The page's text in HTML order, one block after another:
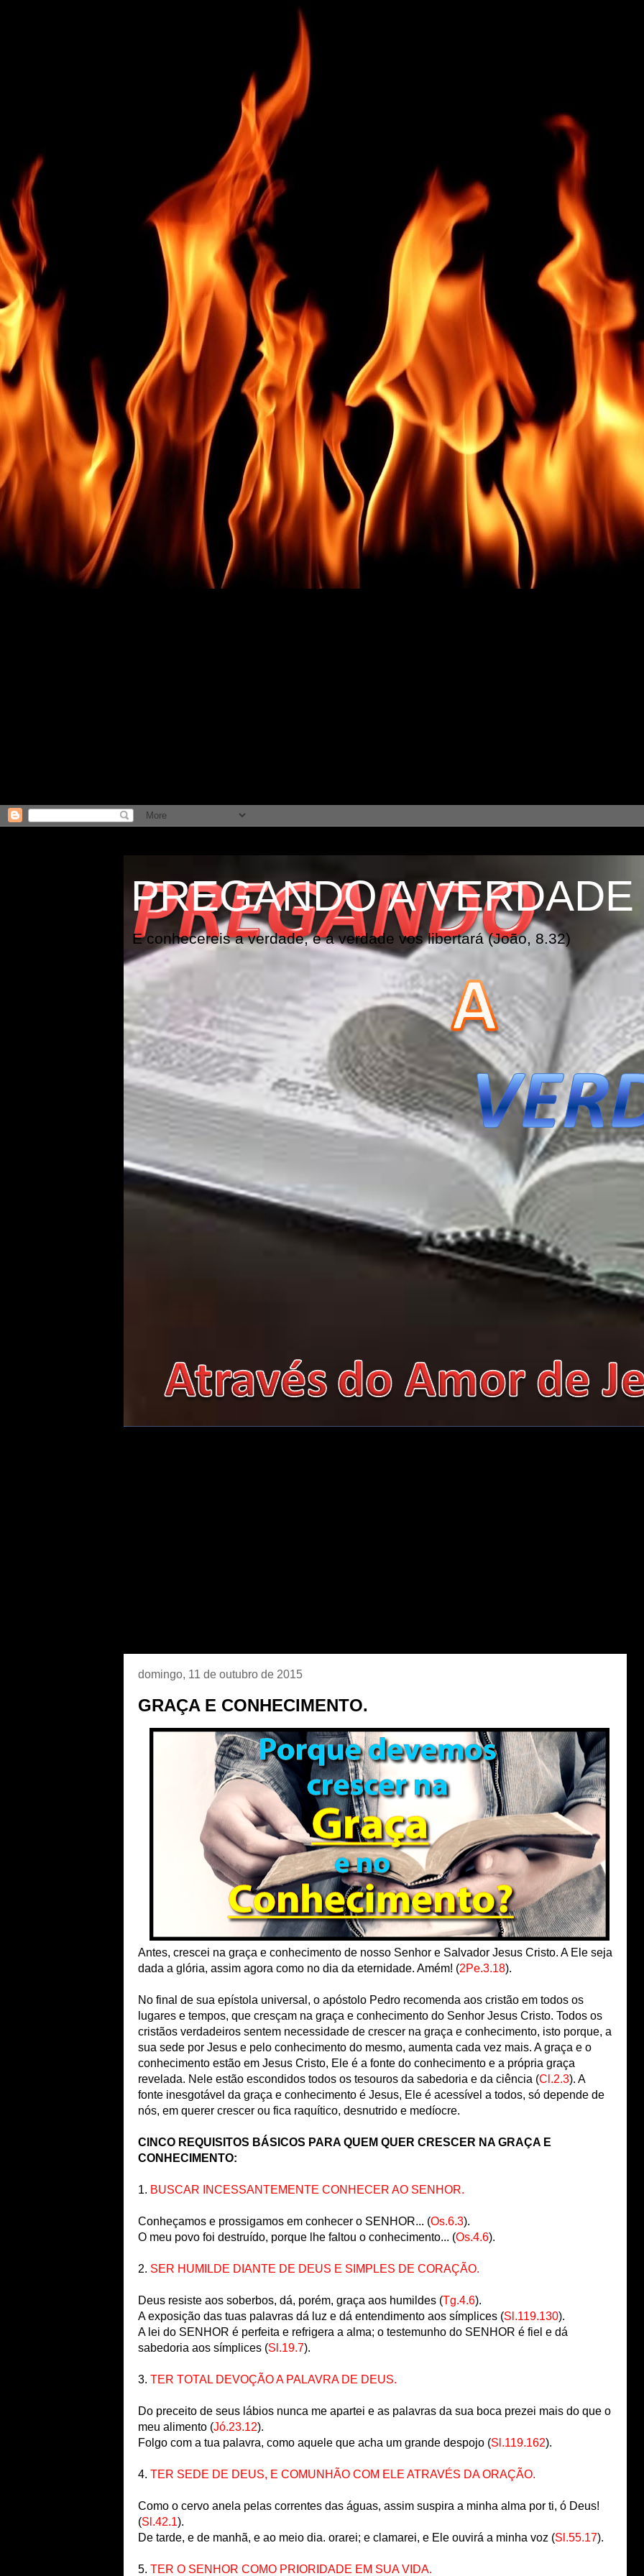
PREGANDO A VERDADE
E conhecereis a verdade, e a verdade vos libertará (João, 8.32)
domingo, 11 de outubro de 2015
GRAÇA E CONHECIMENTO.
Antes, crescei na graça e conhecimento de nosso Senhor e Salvador Jesus Cristo. A Ele seja
dada a glória, assim agora como no dia da eternidade. Amém! (2Pe.3.18).
No final de sua epístola universal, o apóstolo Pedro recomenda aos cristão em todos os
lugares e tempos, que cresçam na graça e conhecimento do Senhor Jesus Cristo. Todos os
cristãos verdadeiros sentem necessidade de crescer na graça e conhecimento, isto porque, a
sua sede por Jesus e pelo conhecimento do mesmo, aumenta cada vez mais. A graça e o
conhecimento estão em Jesus Cristo, Ele é a fonte do conhecimento e a própria graça
revelada. Nele estão escondidos todos os tesouros da sabedoria e da ciência (Cl.2.3). A
fonte inesgotável da graça e conhecimento é Jesus, Ele é acessível a todos, só depende de
nós, em querer crescer ou fica raquítico, desnutrido e medíocre.
CINCO REQUISITOS BÁSICOS PARA QUEM QUER CRESCER NA GRAÇA E
CONHECIMENTO:
1. BUSCAR INCESSANTEMENTE CONHECER AO SENHOR.
Conheçamos e prossigamos em conhecer o SENHOR... (Os.6.3).
O meu povo foi destruído, porque lhe faltou o conhecimento... (Os.4.6).
2. SER HUMILDE DIANTE DE DEUS E SIMPLES DE CORAÇÃO.
Deus resiste aos soberbos, dá, porém, graça aos humildes (Tg.4.6).
A exposição das tuas palavras dá luz e dá entendimento aos símplices (Sl.119.130).
A lei do SENHOR é perfeita e refrigera a alma; o testemunho do SENHOR é fiel e dá
sabedoria aos símplices (Sl.19.7).
3. TER TOTAL DEVOÇÃO A PALAVRA DE DEUS.
Do preceito de seus lábios nunca me apartei e as palavras da sua boca prezei mais do que o
meu alimento (Jó.23.12).
Folgo com a tua palavra, como aquele que acha um grande despojo (Sl.119.162).
4. TER SEDE DE DEUS, E COMUNHÃO COM ELE ATRAVÉS DA ORAÇÃO.
Como o cervo anela pelas correntes das águas, assim suspira a minha alma por ti, ó Deus!
(Sl.42.1).
De tarde, e de manhã, e ao meio dia. orarei; e clamarei, e Ele ouvirá a minha voz (Sl.55.17).
5. TER O SENHOR COMO PRIORIDADE EM SUA VIDA.